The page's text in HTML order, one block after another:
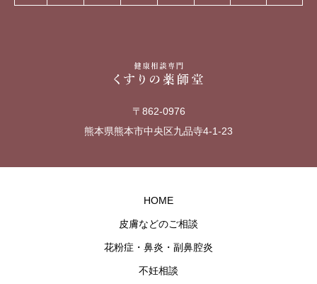
〒862-0976
熊本県熊本市中央区九品寺4-1-23
HOME
皮膚などのご相談
花粉症・鼻炎・副鼻腔炎
不妊相談